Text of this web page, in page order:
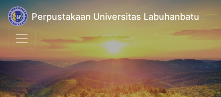
Perpustakaan Universitas Labuhanbatu